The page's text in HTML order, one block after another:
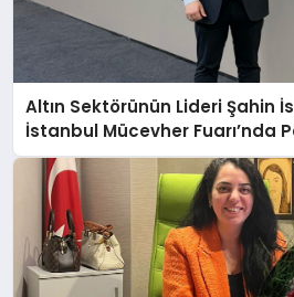
Altın Sektörünün Lideri Şahin
İstanbul Mücevher Fuarı’nda